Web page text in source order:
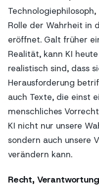
Rolle der Wahrheit in
eröffnet. Galt früher
Realität, kann KI
realistisch sind, dass
Herausforderung
auch Texte, die einst
menschliches
KI nicht nur unsere
sondern auch unsere
verändern kann.
Recht,